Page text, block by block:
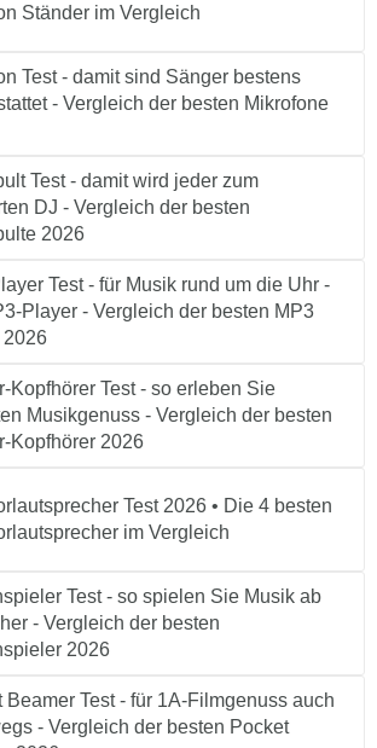
Ständer im Vergleich
Test - damit sind Sänger bestens
- Vergleich der besten Mikrofone
Test - damit wird jeder zum
DJ - Vergleich der besten
2026
Test - für Musik rund um die Uhr -
Player - Vergleich der besten MP3
2026
Kopfhörer Test - so erleben Sie
Musikgenuss - Vergleich der besten
Kopfhörer 2026
Test 2026 • Die 4 besten
im Vergleich
Test - so spielen Sie Musik ab
- Vergleich der besten
2026
Beamer Test - für 1A-Filmgenuss auch
- Vergleich der besten Pocket